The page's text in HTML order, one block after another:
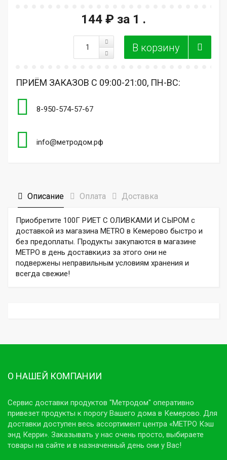
144 ₽ за 1 .
ПРИЁМ ЗАКАЗОВ С 09:00-21:00, ПН-ВС:
8-950-574-57-67
info@метродом.рф
Описание Оплата Доставка
Приобретите 100Г РИЕТ С ОЛИВКАМИ И СЫРОМ с
доставкой из магазина METRO в Кемерово быстро и
без предоплаты. Продукты закупаются в магазине
МЕТРО в день доставки,из за этого они не
подвержены неправильным условиям хранения и
всегда свежие!
О НАШЕЙ КОМПАНИИ
Сервис доставки продуктов "Метродом" оперативно
привезет продукты к порогу Вашего дома в Кемерово. Для
доставки доступен весь ассортимент центра «МЕТРО Кэш
энд Керри». Заказывать у нас очень просто, выбираете
товары на сайте и в назначенный день они у Вас!